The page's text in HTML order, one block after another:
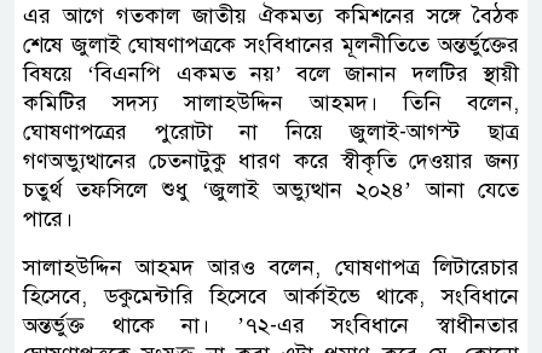
এর আগে গতকাল জাতীয় ঐকমত্য কমিশনের সঙ্গে বৈঠক
শেষে জুলাই ঘোষণাপত্রকে সংবিধানের মূলনীতিতে অন্তর্ভুক্তের
বিষয়ে ‘বিএনপি একমত নয়’ বলে জানান দলটির স্থায়ী
কমিটির সদস্য সালাহউদ্দিন আহমদ। তিনি বলেন,
ঘোষণাপত্রের পুরোটা না নিয়ে জুলাই-আগস্ট ছাত্র
গণঅভ্যুত্থানের চেতনাটুকু ধারণ করে স্বীকৃতি দেওয়ার জন্য
চতুর্থ তফসিলে শুধু ‘জুলাই অভ্যুত্থান ২০২৪’ আনা যেতে
পারে।
সালাহউদ্দিন আহমদ আরও বলেন, ঘোষণাপত্র লিটারেচার
হিসেবে, ডকুমেন্টারি হিসেবে আর্কাইভে থাকে, সংবিধানে
অন্তর্ভুক্ত থাকে না। ’৭২-এর সংবিধানে স্বাধীনতার